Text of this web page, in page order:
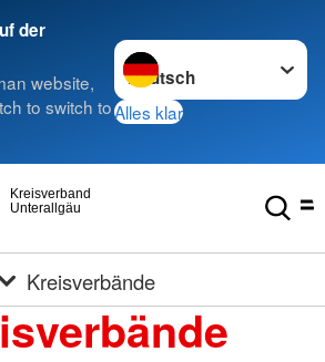
der
website,
to switch to
Sprache wechseln zu
Alles klar
Unterallgäu
Kreisverband
Kreisverbände